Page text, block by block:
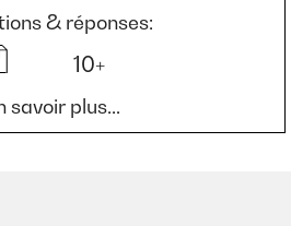
& réponses:
10+
savoir plus...